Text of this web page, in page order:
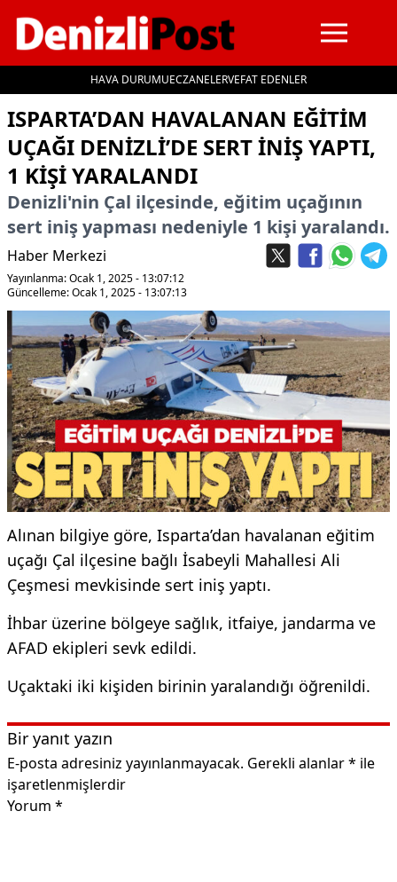
HAVA DURUMUECZANELERVEFAT EDENLER
ISPARTA’DAN HAVALANAN EĞITIM
UÇAĞI DENIZLI’DE SERT INIŞ YAPTI,
1 KIŞI YARALANDI
Denizli'nin Çal ilçesinde, eğitim uçağının
sert iniş yapması nedeniyle 1 kişi yaralandı.
Haber Merkezi
Yayınlanma: Ocak 1, 2025 - 13:07:12
Güncelleme: Ocak 1, 2025 - 13:07:13
Alınan bilgiye göre, Isparta’dan havalanan eğitim
uçağı Çal ilçesine bağlı İsabeyli Mahallesi Ali
Çeşmesi mevkisinde sert iniş yaptı.
İhbar üzerine bölgeye sağlık, itfaiye, jandarma ve
AFAD ekipleri sevk edildi.
Uçaktaki iki kişiden birinin yaralandığı öğrenildi.
Bir yanıt yazın
E-posta adresiniz yayınlanmayacak. Gerekli alanlar* ile
işaretlenmişlerdir
Yorum *